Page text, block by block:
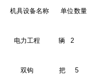
机具设备名称 单位数量
电力工程 辆 2
双钩 把 5